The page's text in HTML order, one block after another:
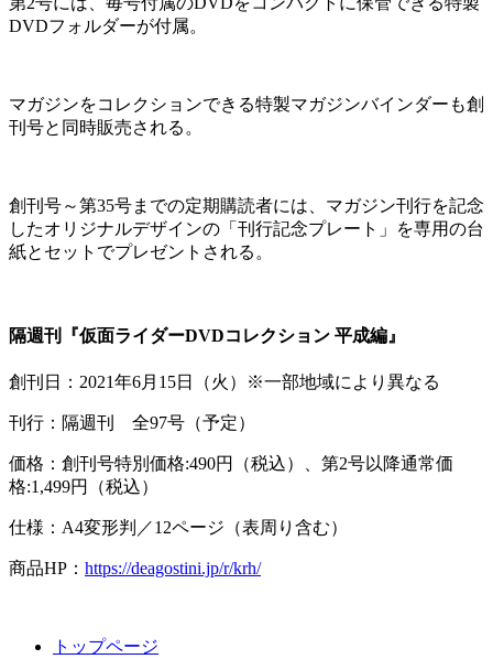
DVDフォルダーが付属。
マガジンをコレクションできる特製マガジンバインダーも創
刊号と同時販売される。
創刊号～第35号までの定期購読者には、マガジン刊行を記念
したオリジナルデザインの「刊行記念プレート」を専用の台
紙とセットでプレゼントされる。
隔週刊『仮面ライダーDVDコレクション 平成編』
創刊日：2021年6月15日（火）※一部地域により異なる
刊行：隔週刊 全97号（予定）
価格：創刊号特別価格:490円（税込）、第2号以降通常価
格:1,499円（税込）
仕様：A4変形判／12ページ（表周り含む）
商品HP： https://deagostini.jp/r/krh/
トップページ